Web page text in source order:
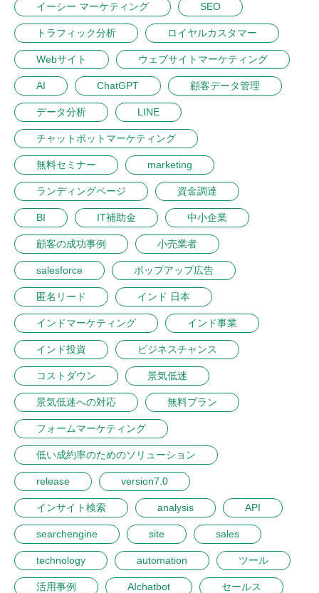
イーシー マーケティング SEO
トラフィック分析 ロイヤルカスタマー
Webサイト ウェブサイトマーケティング
AI ChatGPT 顧客データ管理
データ分析 LINE
チャットボットマーケティング
無料セミナー marketing
ランディングページ 資金調達
BI IT補助金 中小企業
顧客の成功事例 小売業者
salesforce ポップアップ広告
匿名リード インド 日本
インドマーケティング インド事業
インド投資 ビジネスチャンス
コストダウン 景気低迷
景気低迷への対応 無料プラン
フォームマーケティング
低い成約率のためのソリューション
release version7.0
インサイト検索 analysis API
searchengine site sales
technology automation ツール
活用事例 AIchatbot セールス